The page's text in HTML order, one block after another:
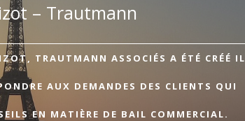
– Trautmann
TRAUTMANN ASSOCIÉS A ÉTÉ CRÉÉ IL
AUX DEMANDES DES CLIENTS QUI
EN MATIÈRE DE BAIL COMMERCIAL.